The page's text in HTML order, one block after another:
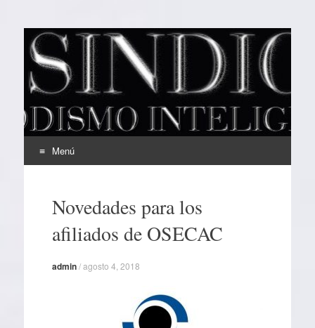
EL SINDICAL
Periodismo Inteligente
Menú
contenidoNovedades para los
afiliados de OSECAC
admin/agosto 4, 2018